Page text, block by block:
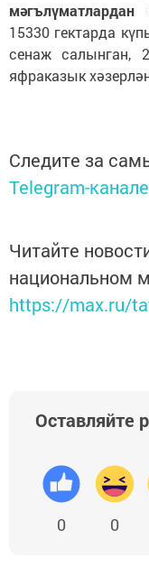
мәгълүматлардан
15330 гектарда
сенаж салынган,
яфраказык
Следите за
Telegram-канале
Читайте
национальном
https://max.ru/
Оставляйте
0 0